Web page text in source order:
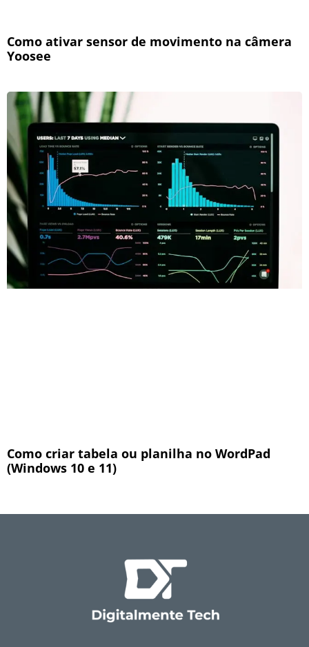
Como ativar sensor de movimento na câmera
Yoosee
Como criar tabela ou planilha no WordPad
(Windows 10 e 11)